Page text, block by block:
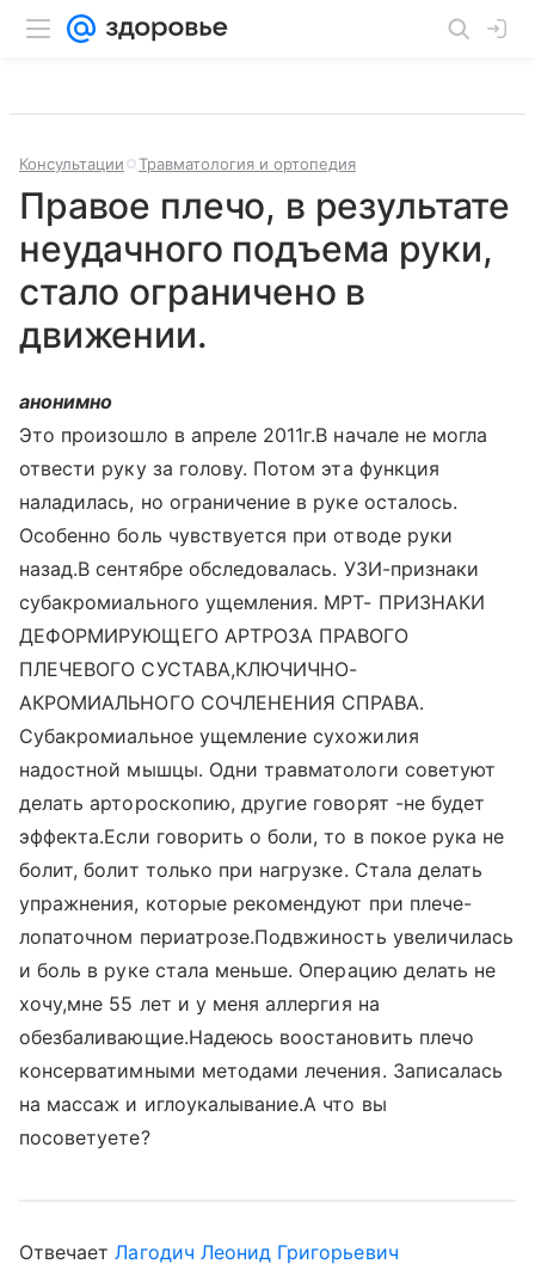
Консультации Травматология и ортопедия
Правое плечо, в результате
неудачного подъема руки,
стало ограничено в
движении.
анонимно
Это произошло в апреле 2011г.В начале не могла
отвести руку за голову. Потом эта функция
наладилась, но ограничение в руке осталось.
Особенно боль чувствуется при отводе руки
назад.В сентябре обследовалась. УЗИ-признаки
субакромиального ущемления. МРТ- ПРИЗНАКИ
ДЕФОРМИРУЮЩЕГО АРТРОЗА ПРАВОГО
ПЛЕЧЕВОГО СУСТАВА,КЛЮЧИЧНО-
АКРОМИАЛЬНОГО СОЧЛЕНЕНИЯ СПРАВА.
Субакромиальное ущемление сухожилия
надостной мышцы. Одни травматологи советуют
делать артороскопию, другие говорят -не будет
эффекта.Если говорить о боли, то в покое рука не
болит, болит только при нагрузке. Стала делать
упражнения, которые рекомендуют при плече-
лопаточном периатрозе.Подвжиность увеличилась
и боль в руке стала меньше. Операцию делать не
хочу,мне 55 лет и у меня аллергия на
обезбаливающие.Надеюсь воостановить плечо
консерватимными методами лечения. Записалась
на массаж и иглоукалывание.А что вы
посоветуете?
ОтвечаетЛагодич Леонид Григорьевич